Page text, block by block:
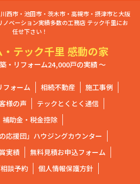
西市・池田市・茨木市・高槻市・摂津市と大阪
ノベーション実績多数の工務店 テック千里にお
任せ下さい！
テック千里 感動の家
・リフォーム24,000戸の実績 ～
フォーム 相続不動産
施工事例
様の声
テックとくとく通信
補助金・税金控除
応援団」ハウジングカウンター
実績
無料見積お申込フォーム
談予約
個人情報保護方針